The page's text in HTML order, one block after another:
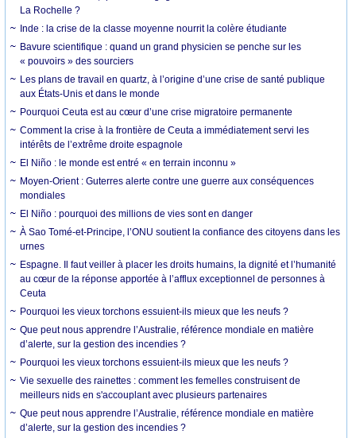
La Rochelle ?
Inde : la crise de la classe moyenne nourrit la colère étudiante
Bavure scientifique : quand un grand physicien se penche sur les
« pouvoirs » des sourciers
Les plans de travail en quartz, à l’origine d’une crise de santé publique
aux États-Unis et dans le monde
Pourquoi Ceuta est au cœur d’une crise migratoire permanente
Comment la crise à la frontière de Ceuta a immédiatement servi les
intérêts de l’extrême droite espagnole
El Niño : le monde est entré « en terrain inconnu »
Moyen-Orient : Guterres alerte contre une guerre aux conséquences
mondiales
El Niño : pourquoi des millions de vies sont en danger
À Sao Tomé-et-Principe, l’ONU soutient la confiance des citoyens dans les
urnes
Espagne. Il faut veiller à placer les droits humains, la dignité et l’humanité
au cœur de la réponse apportée à l’afflux exceptionnel de personnes à
Ceuta
Pourquoi les vieux torchons essuient-ils mieux que les neufs ?
Que peut nous apprendre l’Australie, référence mondiale en matière
d’alerte, sur la gestion des incendies ?
Pourquoi les vieux torchons essuient-ils mieux que les neufs ?
Vie sexuelle des rainettes : comment les femelles construisent de
meilleurs nids en s'accouplant avec plusieurs partenaires
Que peut nous apprendre l’Australie, référence mondiale en matière
d’alerte, sur la gestion des incendies ?